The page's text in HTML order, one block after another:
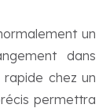
un
dans
chez un
permettra